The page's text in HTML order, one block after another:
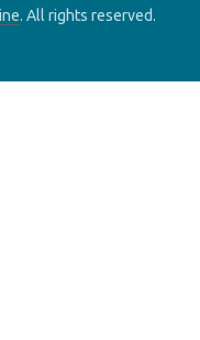
. All rights reserved.